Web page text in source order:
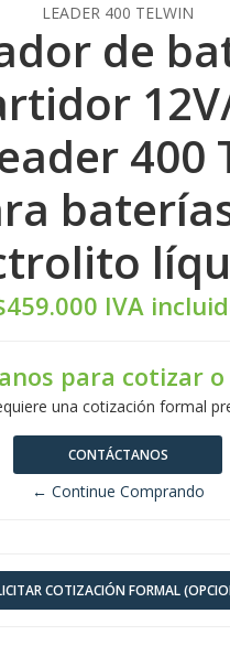
LEADER 400 TELWIN
de
400
IVA
para cotizar
una cotización formal
CONTÁCTANOS
← Continue Comprando
COTIZACIÓN FORMAL